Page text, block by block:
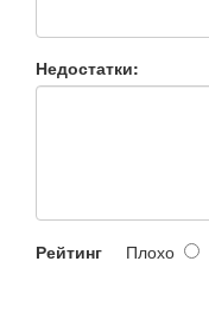
Недостатки:
Рейтинг Плохо